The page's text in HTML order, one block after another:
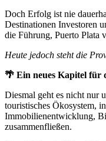
Doch Erfolg ist nie
Destinationen Investoren
die Führung, Puerto Plata
Heute jedoch steht die
🌴 Ein neues Kapitel für
Diesmal geht es nicht nur
touristisches Ökosystem,
Immobilienentwicklung,
zusammenfließen.